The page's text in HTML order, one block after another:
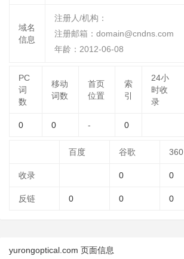
域名
信息
注册人/机构：
注册邮箱：domain@cndns.com
年龄：2012-06-08
PC
词
数
移动
词数
首页
位置
索
引
24小
时收
录
0 0 - 0
百度 谷歌 360
收录 0 0
反链 0 0 0
yurongoptical.com 页面信息